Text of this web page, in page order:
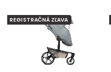
REGISTRAČNÁ ZĽAVA